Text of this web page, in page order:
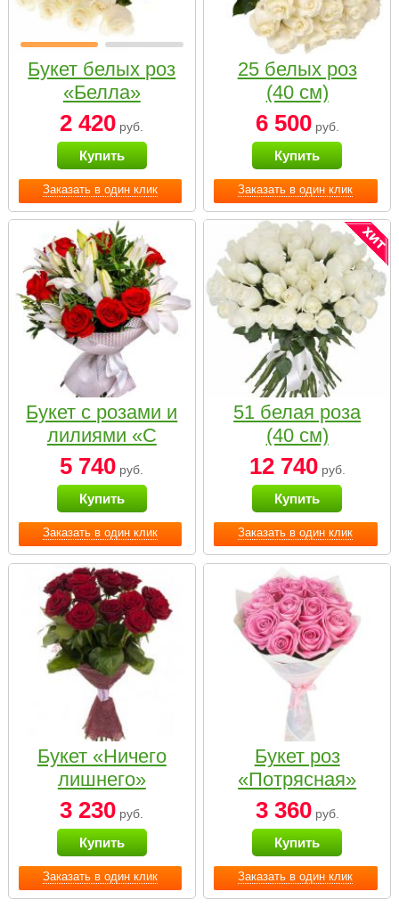
Заказать в один клик
Букет белых роз
«Белла»
2 420 руб.
Купить
Заказать в один клик
25 белых роз
(40 см)
6 500руб.
Купить
Заказать в один клик
Букет с розами и
лилиями «С
наилучшими
пожеланиями»
5 740 руб.
Купить
Заказать в один клик
51 белая роза
(40 см)
12 740руб.
Купить
Заказать в один клик
Букет «Ничего
лишнего»
3 230 руб.
Купить
Заказать в один клик
Букет роз
«Потрясная»
3 360руб.
Купить